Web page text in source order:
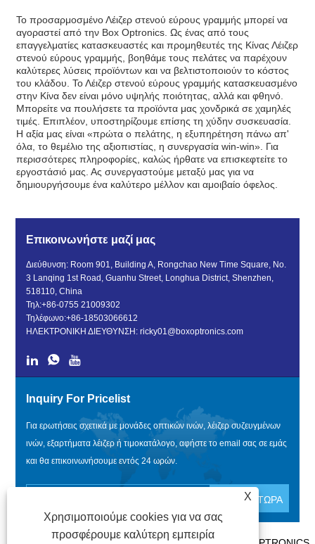
Το προσαρμοσμένο Λέιζερ στενού εύρους γραμμής μπορεί να
αγοραστεί από την Box Optronics. Ως ένας από τους
επαγγελματίες κατασκευαστές και προμηθευτές της Κίνας Λέιζερ
στενού εύρους γραμμής, βοηθάμε τους πελάτες να παρέχουν
καλύτερες λύσεις προϊόντων και να βελτιστοποιούν το κόστος
του κλάδου. Το Λέιζερ στενού εύρους γραμμής κατασκευασμένο
στην Κίνα δεν είναι μόνο υψηλής ποιότητας, αλλά και φθηνό.
Μπορείτε να πουλήσετε τα προϊόντα μας χονδρικά σε χαμηλές
τιμές. Επιπλέον, υποστηρίζουμε επίσης τη χύδην συσκευασία.
Η αξία μας είναι «πρώτα ο πελάτης, η εξυπηρέτηση πάνω απ'
όλα, το θεμέλιο της αξιοπιστίας, η συνεργασία win-win». Για
περισσότερες πληροφορίες, καλώς ήρθατε να επισκεφτείτε το
εργοστάσιό μας. Ας συνεργαστούμε μεταξύ μας για να
δημιουργήσουμε ένα καλύτερο μέλλον και αμοιβαίο όφελος.
Επικοινωνήστε μαζί μας
Διεύθυνση: Room 901, Building A, Rongchao New Time Square, No.
3 Lanqing 1st Road, Guanhu Street, Longhua District, Shenzhen,
518110, China
Τηλ:+86-0755 21009302
Τηλέφωνο:+86-18503066612
ΗΛΕΚΤΡΟΝΙΚΗ ΔΙΕΥΘΥΝΣΗ:ricky01@boxoptronics.com
Inquiry For Pricelist
Για ερωτήσεις σχετικά με μονάδες οπτικών ινών, λέιζερ συζευγμένων
ινών, εξαρτήματα λέιζερ ή τιμοκατάλογο, αφήστε το email σας σε εμάς
και θα επικοινωνήσουμε εντός 24 ωρών.
X
Χρησιμοποιούμε cookies για να σας
προσφέρουμε καλύτερη εμπειρία